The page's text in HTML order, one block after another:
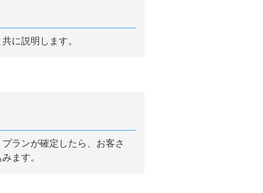
に説明します。
ランが確定したら、お客さ
ます。